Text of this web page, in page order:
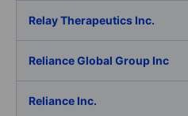
Relay Therapeutics Inc.
Reliance Global Group Inc
Reliance Inc.